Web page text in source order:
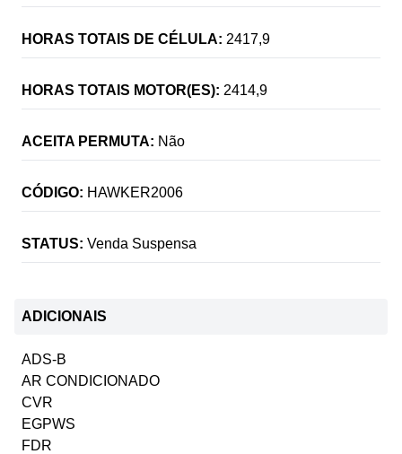
HORAS TOTAIS DE CÉLULA: 2417,9
HORAS TOTAIS MOTOR(ES): 2414,9
ACEITA PERMUTA: Não
CÓDIGO: HAWKER2006
STATUS: Venda Suspensa
ADICIONAIS
ADS-B
AR CONDICIONADO
CVR
EGPWS
FDR